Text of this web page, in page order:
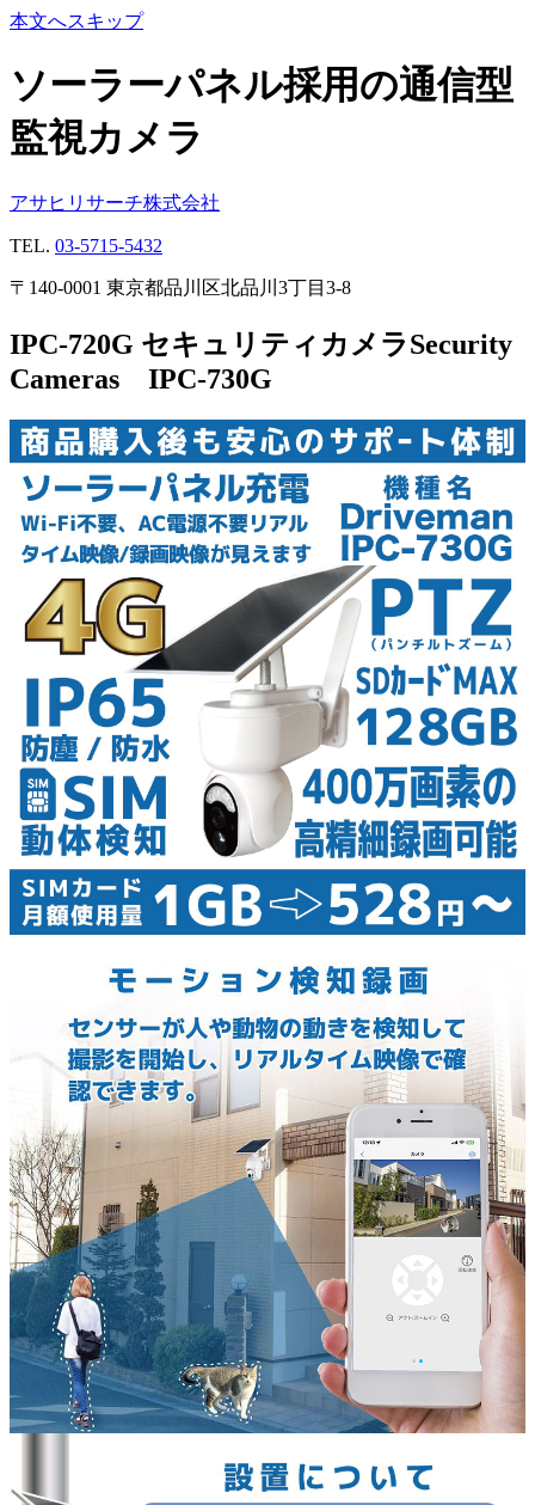
本文へスキップ
ソーラーパネル採用の通信型
監視カメラ
アサヒリサーチ株式会社
TEL. 03-5715-5432
〒140-0001 東京都品川区北品川3丁目3-8
IPC-720G セキュリティカメラSecurity
Cameras IPC-730G